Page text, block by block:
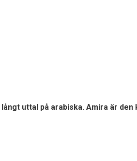
uttal på arabiska. Amira är den